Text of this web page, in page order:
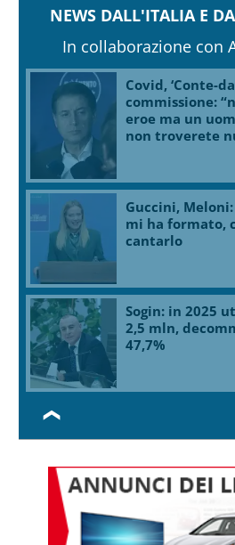
NEWS DALL'ITALIA E
In collaborazione con
Covid, ‘Conte-
commissione:
eroe ma un
non troverete
Guccini,
mi ha formato,
cantarlo
Sogin: in 2025
2,5 mln,
47,7%
❮